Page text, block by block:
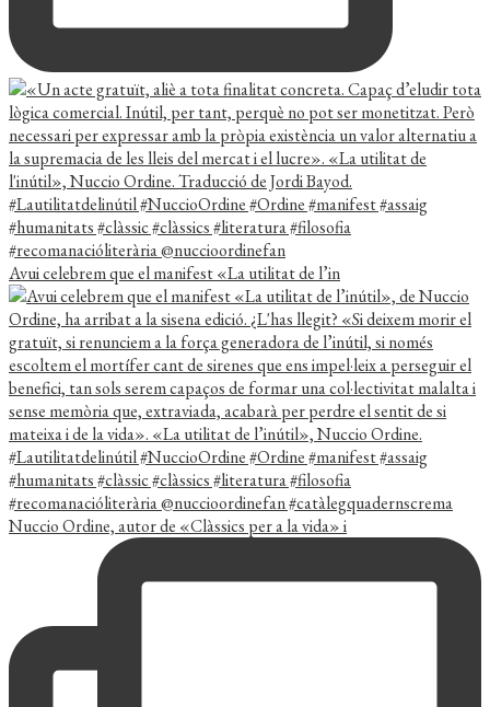
Avui celebrem que el manifest «La utilitat de l’in
Nuccio Ordine, autor de «Clàssics per a la vida» i